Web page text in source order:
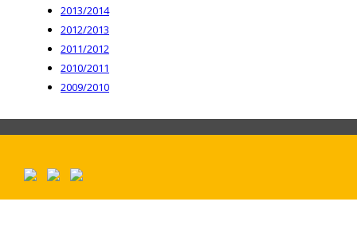
2013/2014
2012/2013
2011/2012
2010/2011
2009/2010